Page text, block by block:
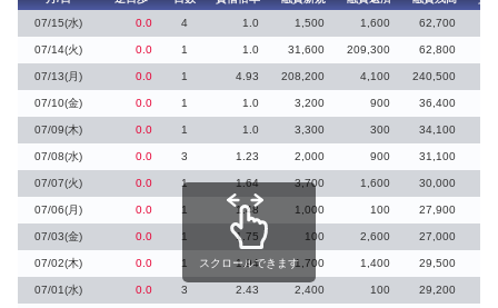
07/15(水)
0.0 4 1.0 1,500 1,600 62,700
07/14(火) 0.0 1 1.0 31,600 209,300 62,800
07/13(月) 0.0 1 4.93 208,200 4,100 240,500
07/10(金) 0.0 1 1.0 3,200 900 36,400
07/09(木) 0.0 1 1.0 3,300 300 34,100
07/08(水) 0.0 3 1.23 2,000 900 31,100
07/07(火) 0.0 1 1.64 3,700 1,600 30,000
07/06(月) 0.0 1 1.48 1,000 100 27,900
07/03(金) 0.0 1 1.75 100 2,600 27,000
07/02(木) 0.0 1 1.94 1,700 1,400 29,500
07/01(水) 0.0 3 2.43 2,400 100 29,200
スクロールできます